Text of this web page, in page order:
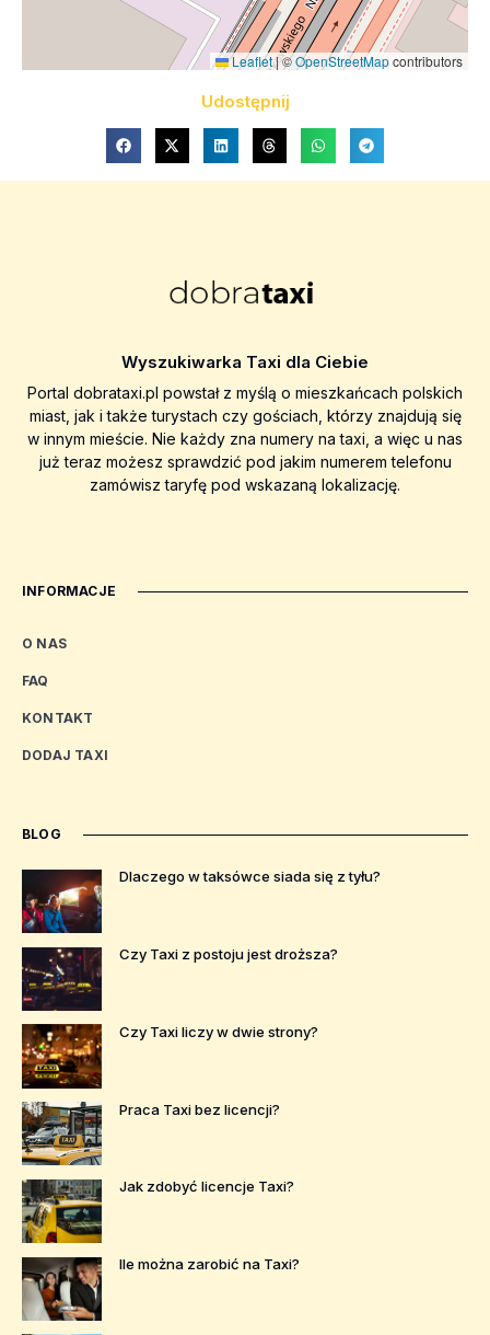
Leaflet|©OpenStreetMapcontributors
Udostępnij
Wyszukiwarka Taxi dla Ciebie
Portal dobrataxi.pl powstał z myślą o mieszkańcach polskich
miast, jak i także turystach czy gościach, którzy znajdują się
w innym mieście. Nie każdy zna numery na taxi, a więc u nas
już teraz możesz sprawdzić pod jakim numerem telefonu
zamówisz taryfę pod wskazaną lokalizację.
INFORMACJE
O NAS
FAQ
KONTAKT
DODAJ TAXI
BLOG
Dlaczego w taksówce siada się z tyłu?
Czy Taxi z postoju jest droższa?
Czy Taxi liczy w dwie strony?
Praca Taxi bez licencji?
Jak zdobyć licencje Taxi?
Ile można zarobić na Taxi?